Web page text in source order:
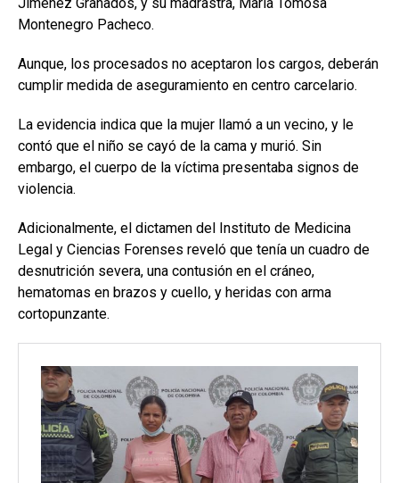
Montenegro Pacheco.
Aunque, los procesados no aceptaron los cargos, deberán
cumplir medida de aseguramiento en centro carcelario.
La evidencia indica que la mujer llamó a un vecino, y le
contó que el niño se cayó de la cama y murió. Sin
embargo, el cuerpo de la víctima presentaba signos de
violencia.
Adicionalmente, el dictamen del Instituto de Medicina
Legal y Ciencias Forenses reveló que tenía un cuadro de
desnutrición severa, una contusión en el cráneo,
hematomas en brazos y cuello, y heridas con arma
cortopunzante.